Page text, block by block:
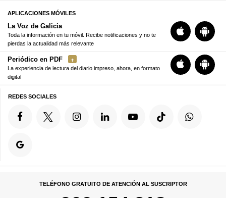
APLICACIONES MÓVILES
La Voz de Galicia
Toda la información en tu móvil. Recibe notificaciones y no te
pierdas la actualidad más relevante
Periódico en PDF
La experiencia de lectura del diario impreso, ahora, en formato
digital
REDES SOCIALES
TELÉFONO GRATUITO DE ATENCIÓN AL SUSCRIPTOR